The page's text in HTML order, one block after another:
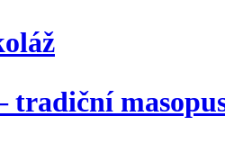
tradiční